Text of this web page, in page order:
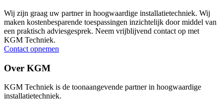
Wij zijn graag uw partner in hoogwaardige installatietechniek. Wij
maken kostenbesparende toespassingen inzichtelijk door middel van
een praktisch adviesgesprek. Neem vrijblijvend contact op met
KGM Techniek.
Contact opnemen
Over KGM
KGM Techniek is de toonaangevende partner in hoogwaardige
installatietechniek.